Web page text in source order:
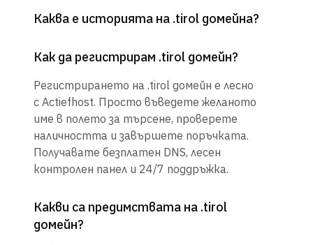
Каква е историята на .tirol домейна?
Как да регистрирам .tirol домейн?
Регистрирането на .tirol домейн е лесно
с Actiefhost. Просто въведете желаното
име в полето за търсене, проверете
наличността и завършете поръчката.
Получавате безплатен DNS, лесен
контролен панел и 24/7 поддръжка.
Какви са предимствата на .tirol
домейн?